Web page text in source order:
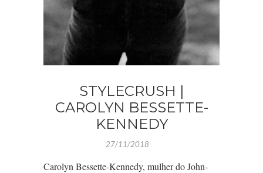
STYLECRUSH |
CAROLYN BESSETTE-
KENNEDY
27/11/2018
Carolyn Bessette-Kennedy, mulher do John-